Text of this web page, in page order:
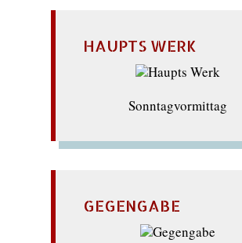
HAUPTS WERK
Sonntagvormittag
GEGENGABE